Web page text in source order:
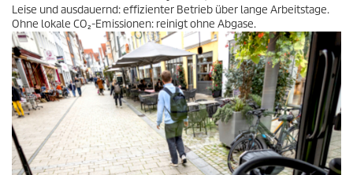
Leise und ausdauernd: effizienter Betrieb über lange Arbeitstage.
Ohne lokale CO₂-Emissionen: reinigt ohne Abgase.